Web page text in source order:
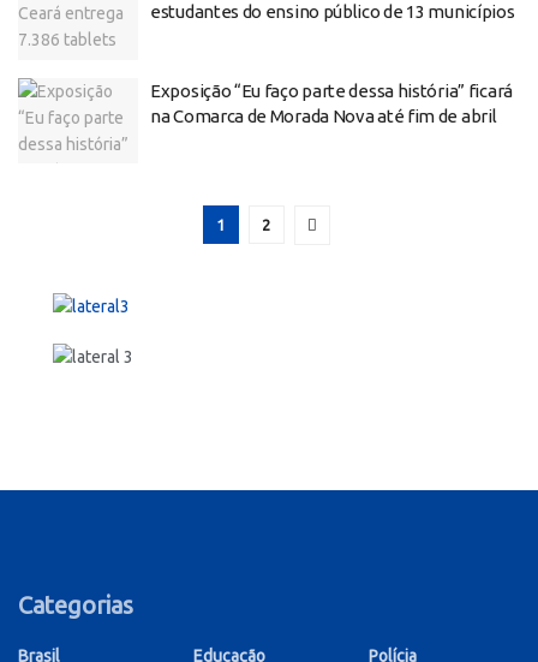
estudantes do ensino público de 13 municípios
Exposição “Eu faço parte dessa história” ficará
na Comarca de Morada Nova até fim de abril
1 2
Categorias
Brasil
Educação
Polícia